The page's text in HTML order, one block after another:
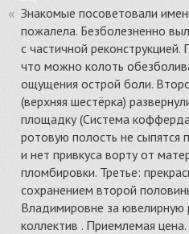
Знакомые посоветовали
пожалела. Безболезненно
с частичной реконструкцией.
что можно колоть
ощущения острой боли.
(верхняя шестёрка)
площадку (Система
ротовую полость не сыпятся
и нет привкуса ворту от
пломбировки. Третье:
сохранением второй
Владимировне за ювелирную
коллектив . Приемлемая цена.